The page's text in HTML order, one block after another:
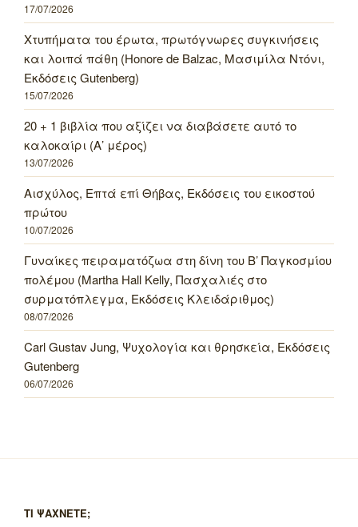
17/07/2026
Χτυπήματα του έρωτα, πρωτόγνωρες συγκινήσεις
και λοιπά πάθη (Honore de Balzac, Μασιμίλα Ντόνι,
Εκδόσεις Gutenberg)
15/07/2026
20 + 1 βιβλία που αξίζει να διαβάσετε αυτό το
καλοκαίρι (Α’ μέρος)
13/07/2026
Αισχύλος, Επτά επί Θήβας, Εκδόσεις του εικοστού
πρώτου
10/07/2026
Γυναίκες πειραματόζωα στη δίνη του Β’ Παγκοσμίου
πολέμου (Martha Hall Kelly, Πασχαλιές στο
συρματόπλεγμα, Εκδόσεις Κλειδάριθμος)
08/07/2026
Carl Gustav Jung, Ψυχολογία και θρησκεία, Εκδόσεις
Gutenberg
06/07/2026
ΤΙ ΨΑΧΝΕΤΕ;